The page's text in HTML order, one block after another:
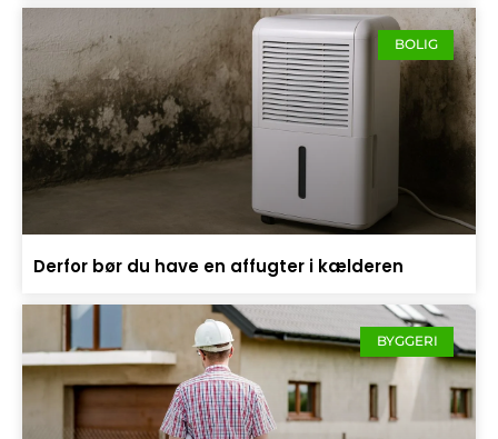
BOLIG
Derfor bør du have en affugter i kælderen
BYGGERI